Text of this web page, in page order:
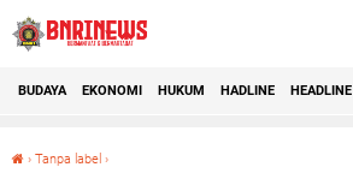
BUDAYA EKONOMI HUKUM HADLINE HEADLINE
› Tanpa label ›